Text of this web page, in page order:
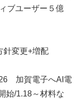
ブユーザー５億
変更+増配
加賀電子へAI電
始/1.18～材料な